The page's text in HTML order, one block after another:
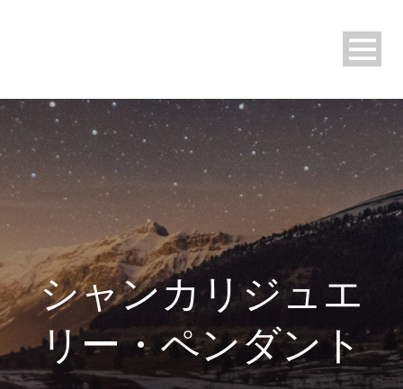
シャンカリジュエ
リー・ペンダント